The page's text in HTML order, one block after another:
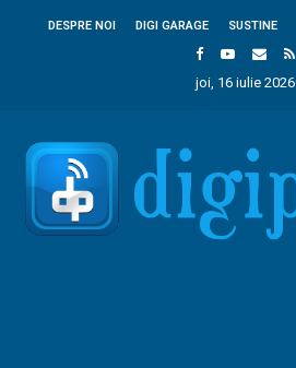
DESPRE NOI DIGI GARAGE SUSTINE
joi, 16 iulie 2026